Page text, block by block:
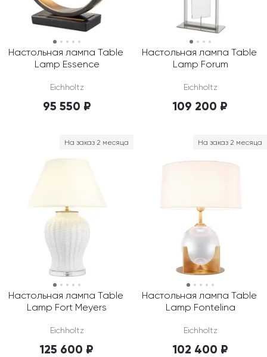
Настольная лампа Table
Lamp Essence
Eichholtz
95 550 ₽
Настольная лампа Table
Lamp Forum
Eichholtz
109 200 ₽
Настольная лампа Table
Lamp Fort Meyers
Eichholtz
125 600 ₽
На заказ 2 месяца
Настольная лампа Table
Lamp Fontelina
Eichholtz
102 400 ₽
На заказ 2 месяца